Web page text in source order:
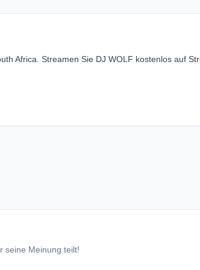
Africa. Streamen Sie DJ WOLF kostenlos auf
seine Meinung teilt!